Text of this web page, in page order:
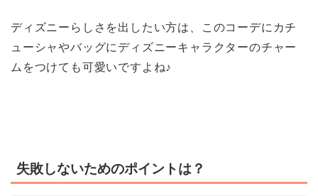
ディズニーらしさを出したい方は、このコーデにカチ
ューシャやバッグにディズニーキャラクターのチャー
ムをつけても可愛いですよね♪
失敗しないためのポイントは？